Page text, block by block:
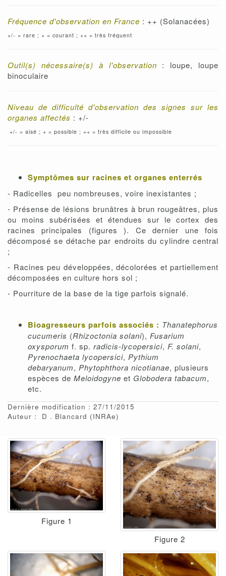
Fréquence d'observation en France : ++ (Solanacées)
+/- = rare ; + = courant ; ++ = très fréquent
Outil(s) nécessaire(s) à l'observation : loupe, loupe
binoculaire
Niveau de difficulté d'observation des signes sur les
organes affectés : +/-
+/- = aisé ; + = possible ; ++ = très difficile ou impossible
Symptômes sur racines et organes enterrés
- Radicelles peu nombreuses, voire inexistantes ;
- Présense de lésions brunâtres à brun rougeâtres, plus
ou moins subérisées et étendues sur le cortex des
racines principales (figures ). Ce dernier une fois
décomposé se détache par endroits du cylindre central
;
- Racines peu développées, décolorées et partiellement
décomposées en culture hors sol ;
- Pourriture de la base de la tige parfois signalé.
Bioagresseurs parfois associés : Thanatephorus
cucumeris (Rhizoctonia solani), Fusarium
oxysporum f. sp. radicis-lycopersici, F. solani,
Pyrenochaeta lycopersici, Pythium
debaryanum, Phytophthora nicotianae, plusieurs
espèces de Meloidogyne et Globodera tabacum,
etc.
Dernière modification : 27/11/2015
Auteur :
D Blancard (INRAe)
Figure 1
Figure 2